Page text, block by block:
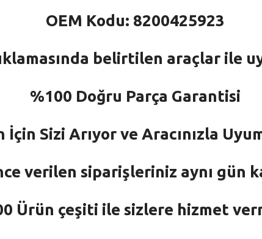
OEM Kodu: 8200425923
belirtilen araçlar ile
%100 Doğru Parça Garantisi
Sizi Arıyor ve Aracınızla
verilen siparişleriniz aynı gün
Ürün çeşiti ile sizlere hizmet